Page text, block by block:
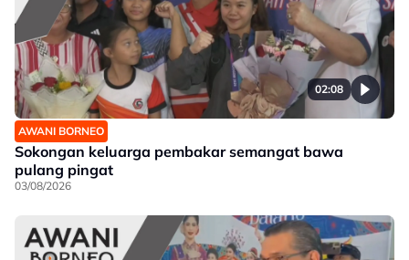
02:08
AWANI BORNEO
Sokongan keluarga pembakar semangat bawa
pulang pingat
03/08/2026